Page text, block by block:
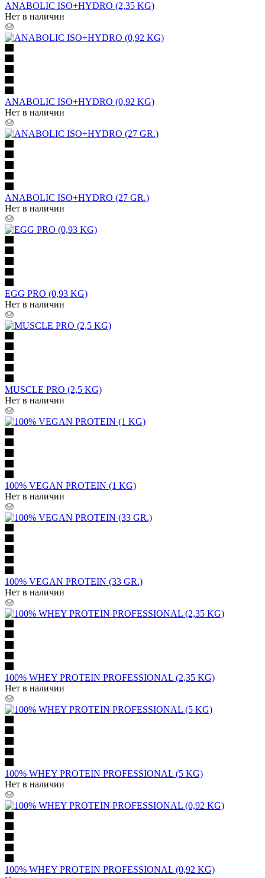
ANABOLIC ISO+HYDRO (2,35 KG)
Нет в наличии
ANABOLIC ISO+HYDRO (0,92 KG)
Нет в наличии
ANABOLIC ISO+HYDRO (27 GR.)
Нет в наличии
EGG PRO (0,93 KG)
Нет в наличии
MUSCLE PRO (2,5 KG)
Нет в наличии
100% VEGAN PROTEIN (1 KG)
Нет в наличии
100% VEGAN PROTEIN (33 GR.)
Нет в наличии
100% WHEY PROTEIN PROFESSIONAL (2,35 KG)
Нет в наличии
100% WHEY PROTEIN PROFESSIONAL (5 KG)
Нет в наличии
100% WHEY PROTEIN PROFESSIONAL (0,92 KG)